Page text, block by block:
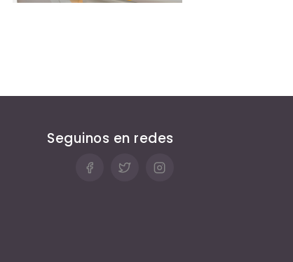
Seguinos en redes